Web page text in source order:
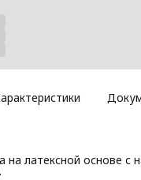
на латексной основе с